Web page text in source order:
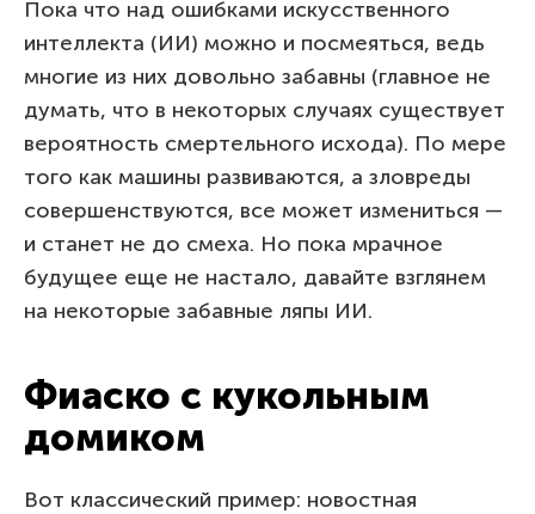
Пока что над ошибками искусственного
интеллекта (ИИ) можно и посмеяться, ведь
многие из них довольно забавны (главное не
думать, что в некоторых случаях существует
вероятность смертельного исхода). По мере
того как машины развиваются, а зловреды
совершенствуются, все может измениться —
и станет не до смеха. Но пока мрачное
будущее еще не настало, давайте взглянем
на некоторые забавные ляпы ИИ.
Фиаско с кукольным
домиком
Вот классический пример: новостная